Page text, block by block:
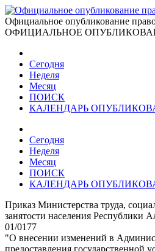
Официальное опубликование
ОФИЦИАЛЬНОЕ
Сегодня
Неделя
Месяц
ПОИСК
КАЛЕНДАРЬ
Сегодня
Неделя
Месяц
ПОИСК
КАЛЕНДАРЬ
Приказ Министерства труда,
занятости населения Республики
01/0177
"О внесении изменений в
предоставления государственной